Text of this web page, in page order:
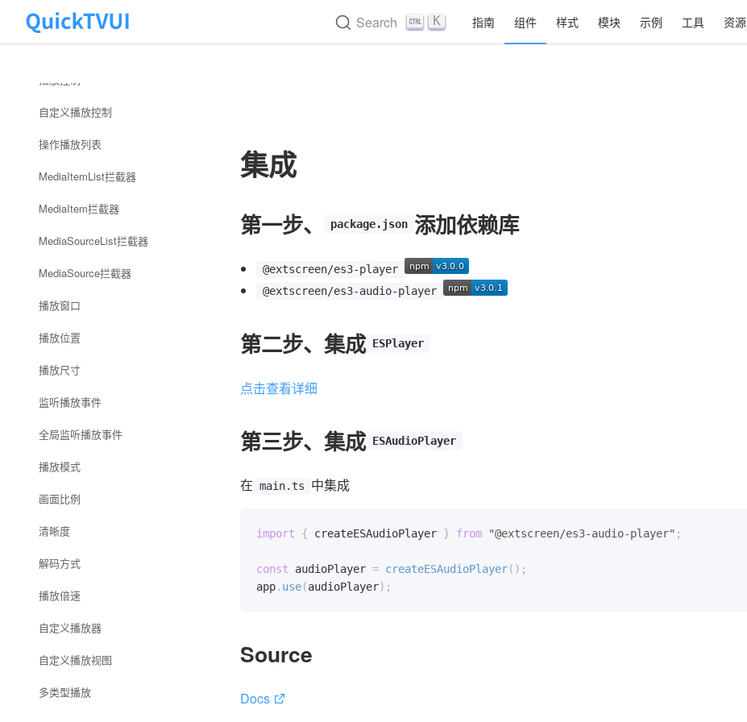
Skip to content Search K 指南 组件 样式 模块 示例 工具 资源
播放器类型
基础用法
播放控制
自定义播放控制
操作播放列表
MediaItemList拦截器
MediaItem拦截器
MediaSourceList拦截器
MediaSource拦截器
播放窗口
播放位置
播放尺寸
监听播放事件
全局监听播放事件
播放模式
画面比例
清晰度
解码方式
播放倍速
自定义播放器
自定义播放视图
多类型播放
集成
第一步、 package.json 添加依赖库
@extscreen/es3-player
@extscreen/es3-audio-player
第二步、集成 ESPlayer
点击查看详细
第三步、集成 ESAudioPlayer
在 main.ts 中集成
import { createESAudioPlayer } from "@extscreen/es3-audio-player" ;
const audioPlayer = createESAudioPlayer( ) ;
app. use(audioPlayer) ;
Source
Docs